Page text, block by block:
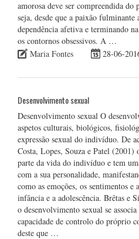
amorosa deve ser compreendida do
seja, desde que a paixão fulminante
dependência afetiva e terminando
os contornos obsessivos. A …
Maria Fontes
28-06-
Desenvolvimento sexual
Desenvolvimento sexual O
aspetos culturais, biológicos,
expressão sexual do indivíduo. De
Costa, Lopes, Souza e Patel (2001)
parte da vida do indivíduo e tem
com a sua personalidade,
como as emoções, os sentimentos
infância e a adolescência. Brêtas e
o desenvolvimento sexual se
capacidade de controlo do próprio
deste que …